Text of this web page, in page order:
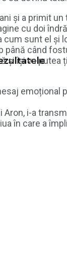
și a primit
cu doi
cum sunt el și
până când
și își va putea
emoțional
Aron, i-a
în care a